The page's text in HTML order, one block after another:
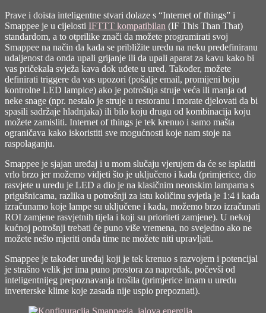
Prave i doista inteligentne stvari dolaze s “Internet of things” i
Smappee je u cijelosti IFTTT kompatibilan (IF This Than That)
standardom, a to otprilike znači da možete programirati svoj
Smappee na način da kada se približite uredu na neku predefiniranu
udaljenost da onda upali grijanje ili da upali aparat za kavu kako bi
vas pričekala svježa kava dok uđete u ured. Također, možete
definirati triggere da vas upozori (pošalje email, promijeni boju
kontrolne LED lampice) ako je potrošnja struje veća ili manja od
neke snage (npr. nestalo je struje u restoranu i morate djelovati da bi
spasili sadržaje hladnjaka) ili bilo koju drugu od kombinacija koju
možete zamisliti. Internet of things je tek krenuo i samo mašta
ograničava kako iskoristiti sve mogućnosti koje nam stoje na
raspolaganju.
Smappee je sjajan uređaj i u mom slučaju vjerujem da će se isplatiti
vrlo brzo jer možemo vidjeti što je uključeno i kada (primjerice, dio
rasvjete u uredu je LED a dio je na klasičnim neonskim lampama s
prigušnicama, razlika u potrošnji za istu količinu svjetla je 1:4 i kada
izračunamo koje lampe su uključene i kada, možemo brzo izračunati
ROI zamjene rasvjetnih tijela i koji su prioriteti zamjene). U nekoj
kućnoj potrošnji trebati će puno više vremena, no svejedno ako ne
možete nešto mjeriti onda time ne možete niti upravljati.
Smappee je također uređaj koji je tek krenuo s razvojem i potencijal
je strašno velik jer ima puno prostora za napredak, počevši od
inteligentnijeg prepoznavanja trošila (primjerice imam u uredu
inverterske klime koje zasada nije uspio prepoznati).